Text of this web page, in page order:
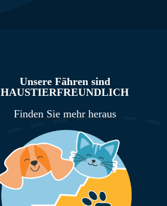
Unsere Fähren sind
HAUSTIERFREUNDLICH
Finden Sie mehr heraus